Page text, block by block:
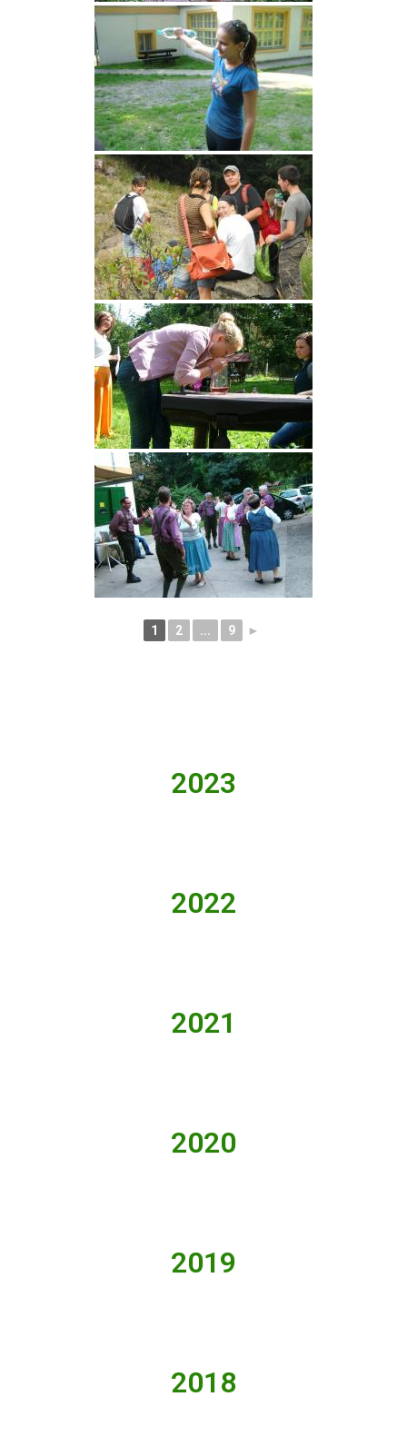
1 2 ... 9 ►
2023
2022
2021
2020
2019
2018